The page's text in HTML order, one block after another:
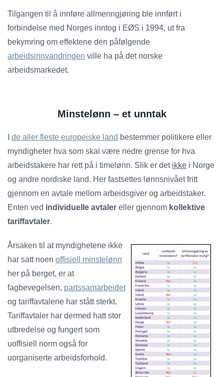
Tilgangen til å innføre allmenngjøring ble innført i
forbindelse med Norges inntog i EØS i 1994, ut fra
bekymring om effektene den påfølgende
arbeidsinnvandringen ville ha på det norske
arbeidsmarkedet.
Minstelønn – et unntak
de aller fleste europeiske land bestemmer politikere eller
myndigheter hva som skal være nedre grense for hva
arbeidstakere har rett på i timelønn. Slik er det ikke i Norge
og andre nordiske land. Her fastsettes lønnsnivået fritt
gjennom en avtale mellom arbeidsgiver og arbeidstaker.
Enten ved individuelle avtaler eller gjennom kollektive
tariffavtaler.
Årsaken til at myndighetene ikke
har satt noen offisiell minstelønn
her på berget, er at
fagbevegelsen, partssamarbeidet
og tariffavtalene har stått sterkt.
Tariffavtaler har dermed hatt stor
utbredelse og fungert som
uoffisiell norm også for
uorganiserte arbeidsforhold.